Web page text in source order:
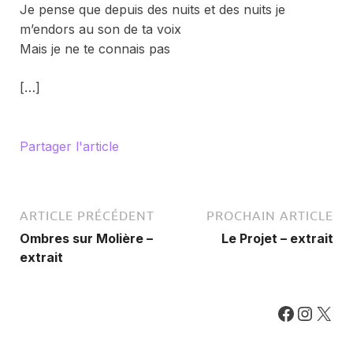
Je pense que depuis des nuits et des nuits je
m’endors au son de ta voix
Mais je ne te connais pas
[…]
Partager l'article
ARTICLE PRÉCÉDENT
Ombres sur Molière –
extrait
PROCHAIN ARTICLE
Le Projet – extrait